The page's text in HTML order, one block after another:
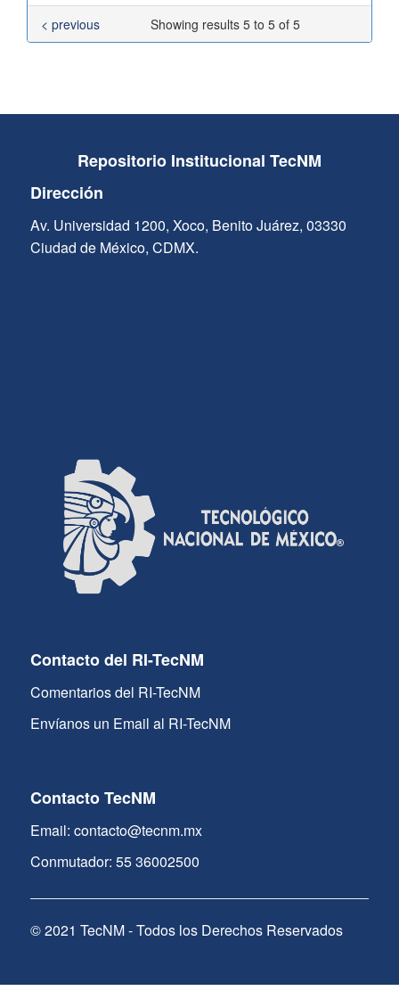
Showing results 5 to 5 of 5
< previous
Repositorio Institucional TecNM
Dirección
Av. Universidad 1200, Xoco, Benito Juárez, 03330
Ciudad de México, CDMX.
Contacto del RI-TecNM
Comentarios del RI-TecNM
Envíanos un Email al RI-TecNM
Contacto TecNM
Email: contacto@tecnm.mx
Conmutador: 55 36002500
© 2021 TecNM - Todos los Derechos Reservados